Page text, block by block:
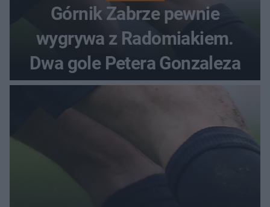
Górnik Zabrze pewnie
wygrywa z Radomiakiem.
Dwa gole Petera Gonzaleza